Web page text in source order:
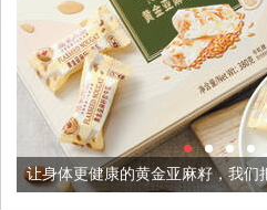
金亚麻籽，我们把它加到了牛轧糖里